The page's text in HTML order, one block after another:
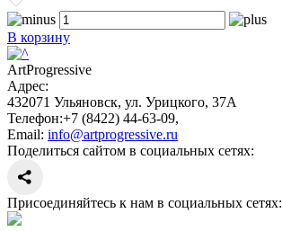
В корзину
ArtProgressive
Адрес:
432071 Ульяновск, ул. Урицкого, 37А
Телефон:+7 (8422) 44-63-09,
Email: info@artprogressive.ru
Поделиться сайтом в социальных сетях:
Присоединяйтесь к нам в социальных сетях: